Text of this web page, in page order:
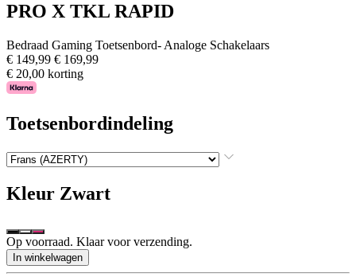
PRO X TKL RAPID
Bedraad Gaming Toetsenbord- Analoge Schakelaars
€ 149,99 € 169,99
€ 20,00 korting
Toetsenbordindeling
Kleur Zwart
Op voorraad. Klaar voor verzending.
In winkelwagen